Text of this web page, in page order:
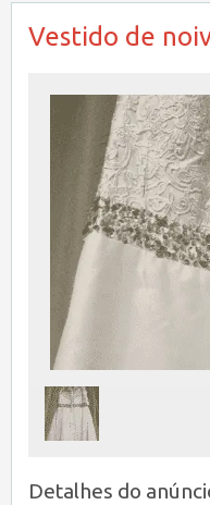
Vestido de
Detalhes do